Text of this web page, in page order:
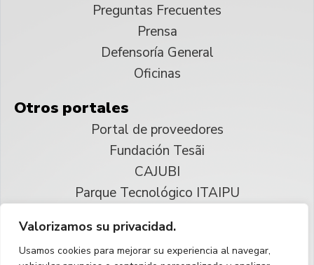
Valorizamos su privacidad.
Usamos cookies para mejorar su experiencia al navegar,
Preguntas Frecuentes
Prensa
Defensoría General
Oficinas
Otros portales
Portal de proveedores
Fundación Tesãi
CAJUBI
Parque Tecnológico ITAIPU